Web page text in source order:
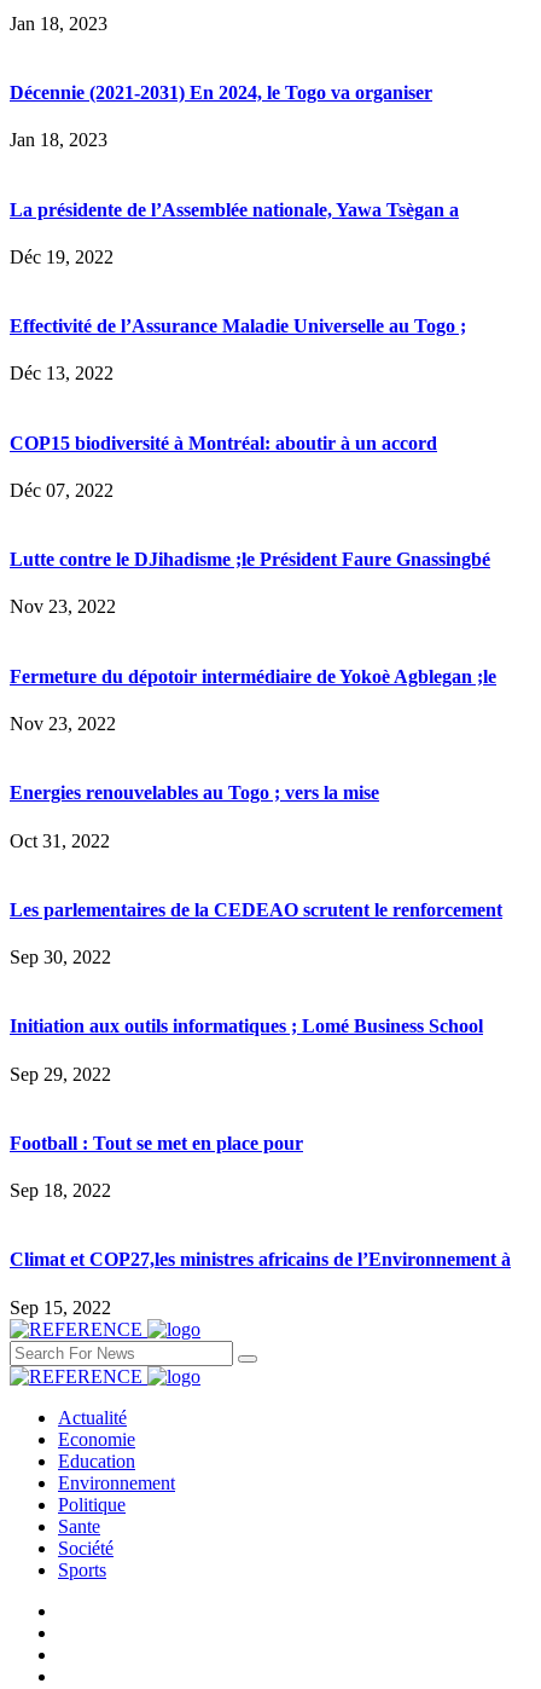
Jan 18, 2023
Décennie (2021-2031) En 2024, le Togo va organiser
Jan 18, 2023
La présidente de l’Assemblée nationale, Yawa Tsègan a
Déc 19, 2022
Effectivité de l’Assurance Maladie Universelle au Togo ;
Déc 13, 2022
COP15 biodiversité à Montréal: aboutir à un accord
Déc 07, 2022
Lutte contre le DJihadisme ;le Président Faure Gnassingbé
Nov 23, 2022
Fermeture du dépotoir intermédiaire de Yokoè Agblegan ;le
Nov 23, 2022
Energies renouvelables au Togo ; vers la mise
Oct 31, 2022
Les parlementaires de la CEDEAO scrutent le renforcement
Sep 30, 2022
Initiation aux outils informatiques ; Lomé Business School
Sep 29, 2022
Football : Tout se met en place pour
Sep 18, 2022
Climat et COP27,les ministres africains de l’Environnement à
Sep 15, 2022
Actualité
Economie
Education
Environnement
Politique
Sante
Société
Sports